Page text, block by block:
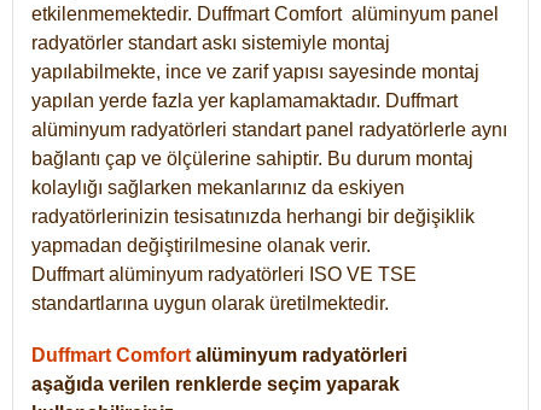
etkilenmemektedir. DuffmartComfort alüminyum panel
radyatörler standart askı sistemiyle montaj
yapılabilmekte, ince ve zarif yapısı sayesinde montaj
yapılan yerde fazla yer kaplamamaktadır. Duffmart
alüminyum radyatörleri standart panel radyatörlerle aynı
bağlantı çap ve ölçülerine sahiptir. Bu durum montaj
kolaylığı sağlarken mekanlarınız da eskiyen
radyatörlerinizin tesisatınızda herhangi bir değişiklik
yapmadan değiştirilmesine olanak verir.
Duffmart alüminyum radyatörleri ISO VE TSE
standartlarına uygun olarak üretilmektedir.
Duffmart Comfort alüminyum radyatörleri
aşağıda verilen renklerde seçim yaparak